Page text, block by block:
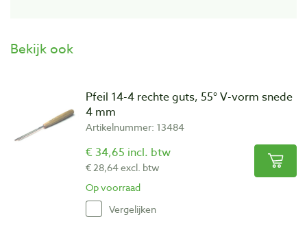
Bekijk ook
Pfeil 14-4 rechte guts, 55° V-vorm snede
4 mm
Artikelnummer: 13484
€ 34,65 incl. btw
€ 28,64 excl. btw
Op voorraad
Vergelijken